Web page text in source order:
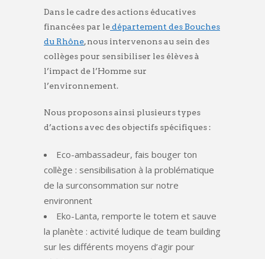
Dans le cadre des actions éducatives
financées par ledépartement des Bouches
du Rhône, nous intervenons au sein des
collèges pour sensibiliser les élèves à
l’impact de l’Homme sur
l’environnement.
Nous proposons ainsi plusieurs types
d’actions avec des objectifs spécifiques :
Eco-ambassadeur, fais bouger ton
collège : sensibilisation à la problématique
de la surconsommation sur notre
environnent
Eko-Lanta, remporte le totem et sauve
la planète : activité ludique de team building
sur les différents moyens d’agir pour